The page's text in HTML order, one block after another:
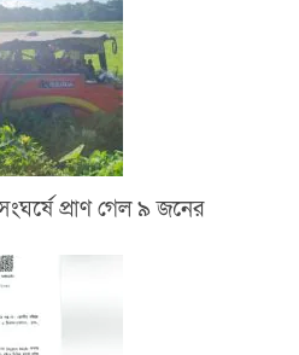
প্রাণ গেল ৯ জনের